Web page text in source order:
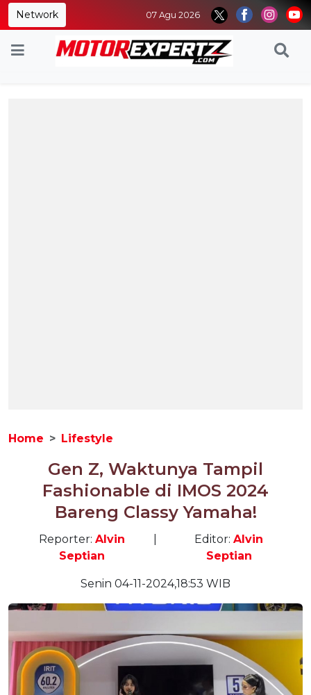
Network 07 Agu 2026
Home Lifestyle
Gen Z, Waktunya Tampil
Fashionable di IMOS 2024
Bareng Classy Yamaha!
Reporter: Alvin
Septian
Editor:Alvin
Septian
Senin 04-11-2024,18:53 WIB